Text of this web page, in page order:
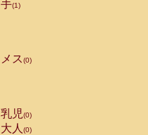
(1)
ス(0)
児(0)
人 (0)